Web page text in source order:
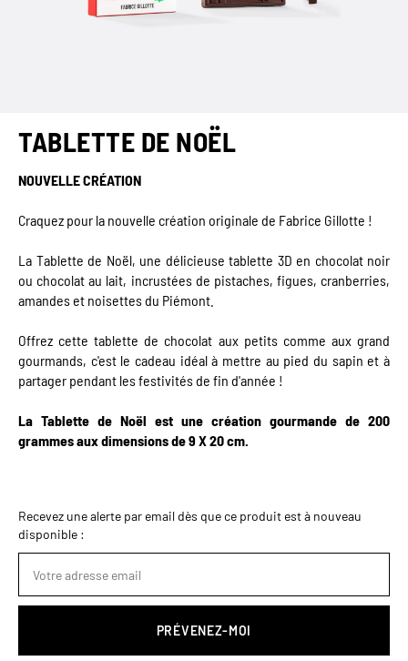
TABLETTE DE NOËL
NOUVELLE CRÉATION
Craquez pour la nouvelle création originale de Fabrice Gillotte !
La Tablette de Noël, une délicieuse tablette 3D en chocolat noir
ou chocolat au lait, incrustées de pistaches, figues, cranberries,
amandes et noisettes du Piémont.
Offrez cette tablette de chocolat aux petits comme aux grand
gourmands, c'est le cadeau idéal à mettre au pied du sapin et à
partager pendant les festivités de fin d'année !
La Tablette de Noël est une création gourmande de 200
grammes aux dimensions de 9 X 20 cm.
Recevez une alerte par email dès que ce produit est à nouveau
disponible :
PRÉVENEZ-MOI